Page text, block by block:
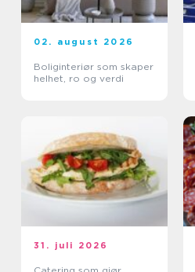
02. august 2026
Boliginteriør som skaper
helhet, ro og verdi
31. juli 2026